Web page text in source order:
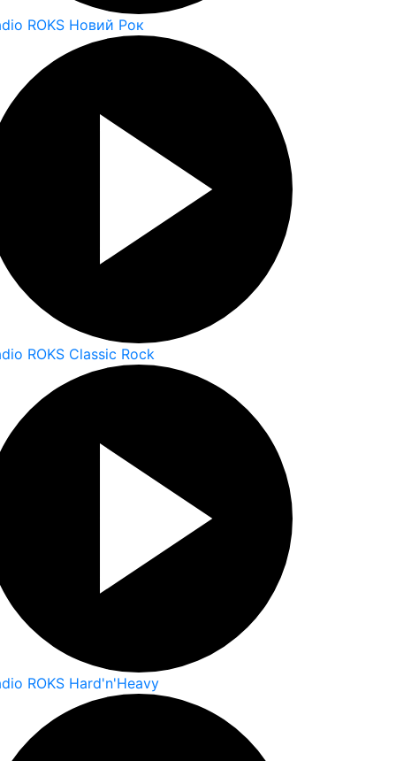
ROKS Новий Рок
ROKS Classic Rock
ROKS Hard'n'Heavy